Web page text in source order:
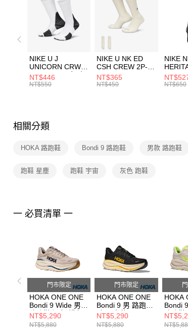
NIKE U J
UNICORN CRW
1PR -160 男女 中
統襪 FZ3393100
NT$446
NT$550
NIKE U NK ED
CSH CREW 2P-
144 EMBRDY 男
女 短統襪
NT$365
NT$450
NIKE
SMIT
NT$650
相關分類
HOKA 路跑鞋 Bondi 9 路跑鞋 男款 路跑鞋
跑鞋 星塵 跑鞋 宇宙 灰色 跑鞋
一 必買清單 一
門市限定
HOKA ONE ONE
Bondi 9 Wide 男
路跑鞋 泥灰/淺灰
HO1162013SCCG
NT$5,290
NT$5,880
門市限定
HOKA ONE ONE
Bondi 9 男 路跑鞋
碳黑/金黃
HO1162011CWG
NT$5,290
NT$5,880
HOKA
Bondi
路跑鞋